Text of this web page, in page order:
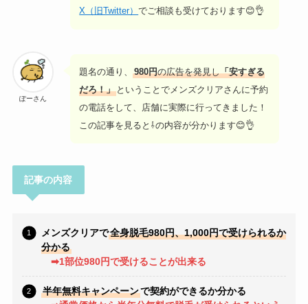
X（旧Twitter）でご相談も受けております😊👌
ぽーさん
題名の通り、980円の広告を発見し「安すぎる
だろ！」 ということでメンズクリアさんに予約
の電話をして、店舗に実際に行ってきました！
この記事を見ると⇩の内容が分かります😊👌
記事の内容
メンズクリアで全身脱毛980円、1,000円で受けられるか
分かる
➡1部位980円で受けることが出来る
半年無料キャンペーンで契約ができるか分かる